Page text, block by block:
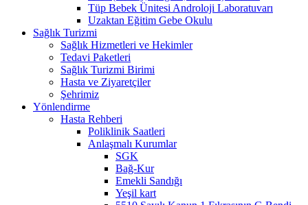
Tüp Bebek Ünitesi Androloji Laboratuvarı
Uzaktan Eğitim Gebe Okulu
Sağlık Turizmi
Sağlık Hizmetleri ve Hekimler
Tedavi Paketleri
Sağlık Turizmi Birimi
Hasta ve Ziyaretçiler
Şehrimiz
Yönlendirme
Hasta Rehberi
Poliklinik Saatleri
Anlaşmalı Kurumlar
SGK
Bağ-Kur
Emekli Sandığı
Yeşil kart